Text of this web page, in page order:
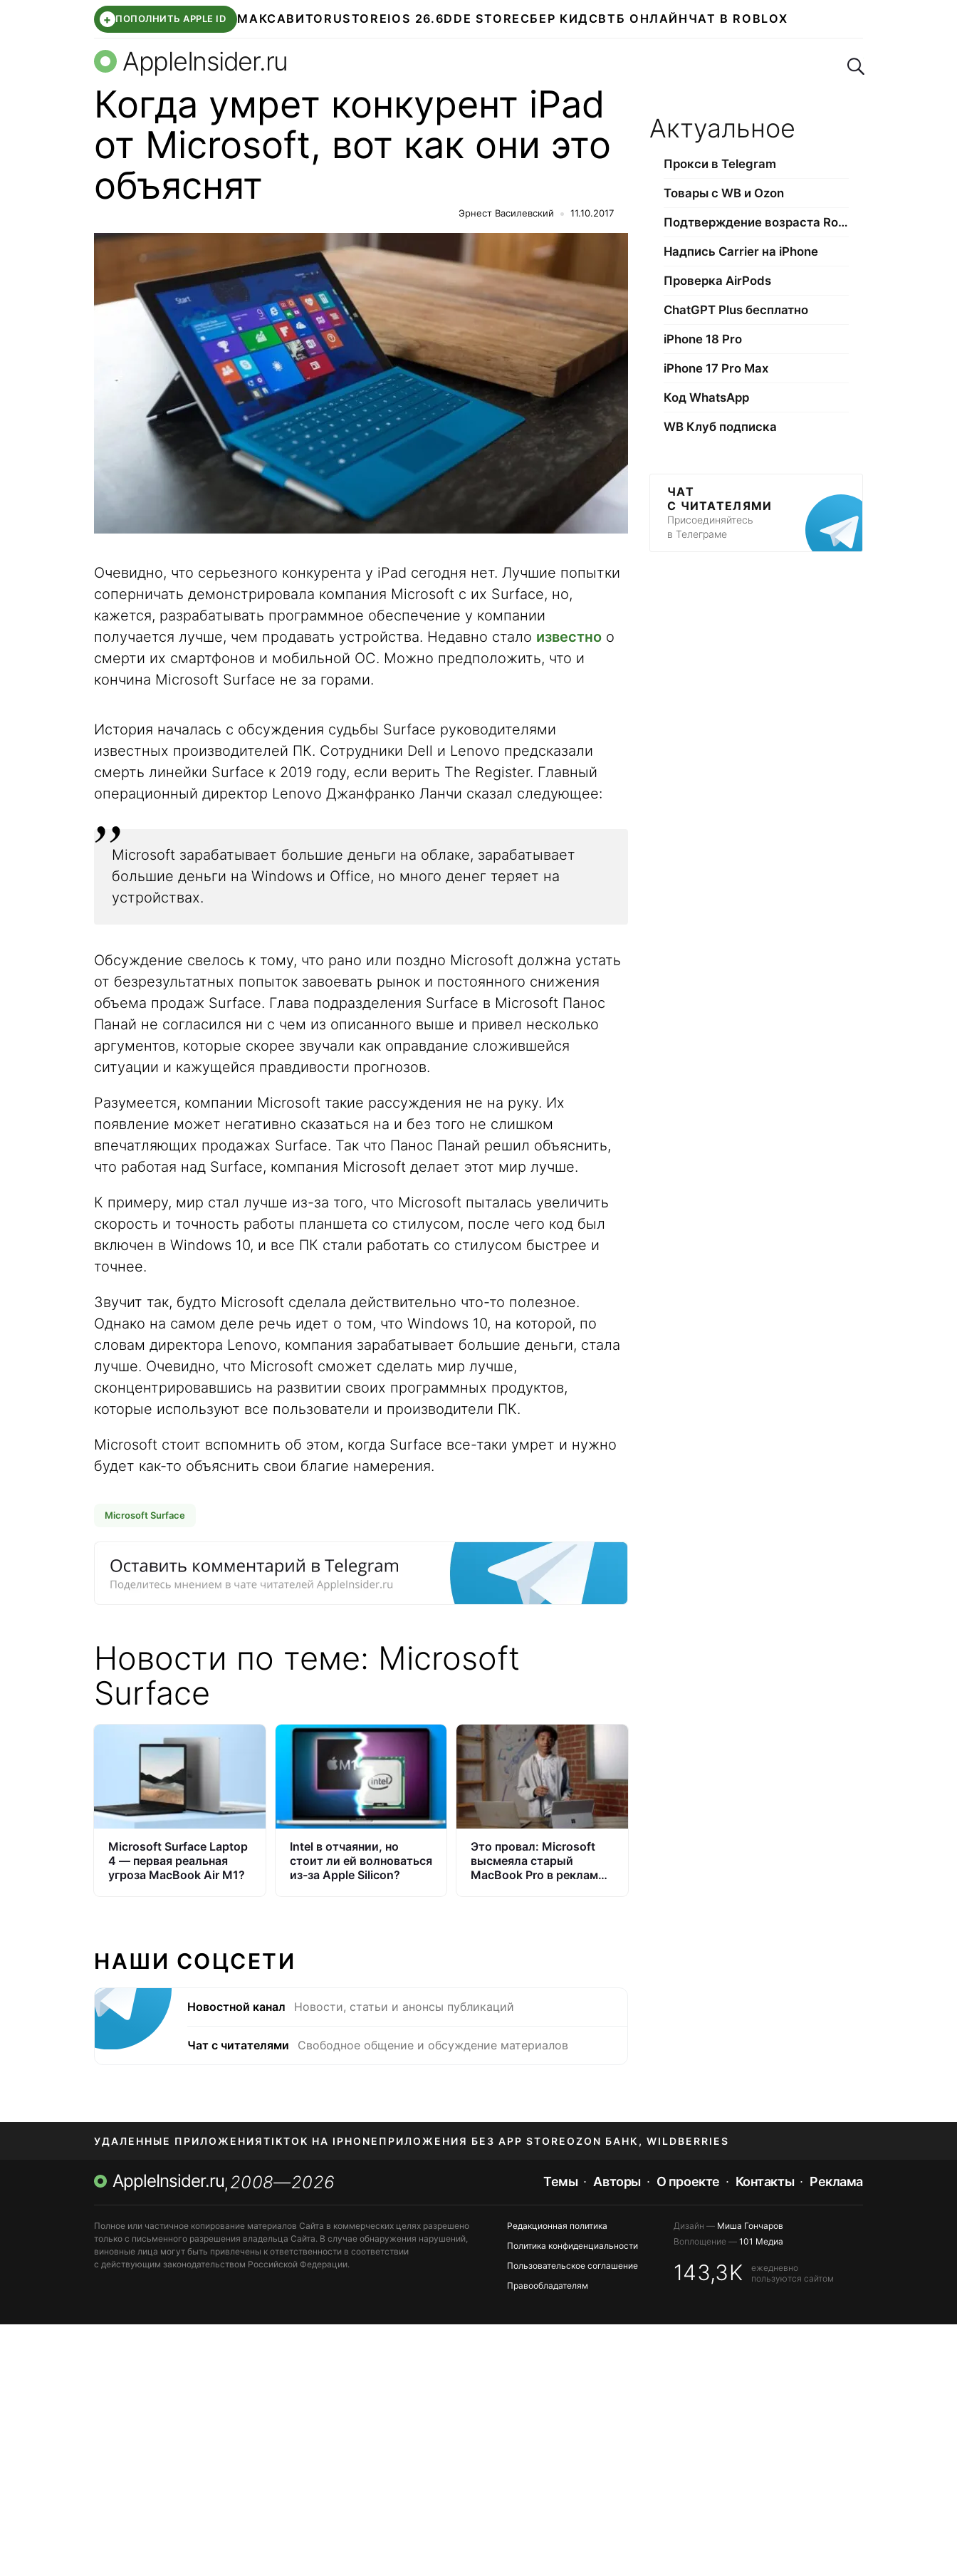
+ ПОПОЛНИТЬ APPLE ID МАКСАВИТО RUSTOREIOS 26.6DDE STORE СБЕР КИДСВТБ ОНЛАЙН ЧАТ В ROBLOX
AppleInsider.ru Поиск по сайту
Когда умрет конкурент iPad
от Microsoft, вот как они это
объяснят
Эрнест Василевский 11.10.2017
Очевидно, что серьезного конкурента у iPad сегодня нет. Лучшие попытки
соперничать демонстрировала компания Microsoft с их Surface, но,
кажется, разрабатывать программное обеспечение у компании
получается лучше, чем продавать устройства. Недавно стало известно о
смерти их смартфонов и мобильной ОС. Можно предположить, что и
кончина Microsoft Surface не за горами.
История началась с обсуждения судьбы Surface руководителями
известных производителей ПК. Сотрудники Dell и Lenovo предсказали
смерть линейки Surface к 2019 году, если верить The Register. Главный
операционный директор Lenovo Джанфранко Ланчи сказал следующее:
Microsoft зарабатывает большие деньги на облаке, зарабатывает
большие деньги на Windows и Office, но много денег теряет на
устройствах.
Обсуждение свелось к тому, что рано или поздно Microsoft должна устать
от безрезультатных попыток завоевать рынок и постоянного снижения
объема продаж Surface. Глава подразделения Surface в Microsoft Панос
Панай не согласился ни с чем из описанного выше и привел несколько
аргументов, которые скорее звучали как оправдание сложившейся
ситуации и кажущейся правдивости прогнозов.
Разумеется, компании Microsoft такие рассуждения не на руку. Их
появление может негативно сказаться на и без того не слишком
впечатляющих продажах Surface. Так что Панос Панай решил объяснить,
что работая над Surface, компания Microsoft делает этот мир лучше.
К примеру, мир стал лучше из-за того, что Microsoft пыталась увеличить
скорость и точность работы планшета со стилусом, после чего код был
включен в Windows 10, и все ПК стали работать со стилусом быстрее и
точнее.
Звучит так, будто Microsoft сделала действительно что-то полезное.
Однако на самом деле речь идет о том, что Windows 10, на которой, по
словам директора Lenovo, компания зарабатывает большие деньги, стала
лучше. Очевидно, что Microsoft сможет сделать мир лучше,
сконцентрировавшись на развитии своих программных продуктов,
которые используют все пользователи и производители ПК.
Microsoft стоит вспомнить об этом, когда Surface все-таки умрет и нужно
будет как-то объяснить свои благие намерения.
Microsoft Surface
Новости по теме: Microsoft
Surface
Microsoft Surface Laptop
4 — первая реальная
угроза MacBook Air M1?
Intel в отчаянии, но
стоит ли ей волноваться
из-за Apple Silicon?
Это провал: Microsoft
высмеяла старый
MacBook Pro в рекламе
НАШИ СОЦСЕТИ
Новостной канал Новости, статьи и анонсы публикаций
Чат с читателями Свободное общение и обсуждение материалов
Актуальное
Прокси в Telegram
Товары с WB и Ozon
Подтверждение возраста Roblox
Надпись Carrier на iPhone
Проверка AirPods
ChatGPT Plus бесплатно
iPhone 18 Pro
iPhone 17 Pro Max
Код WhatsApp
WB Клуб подписка
ЧАТ
С ЧИТАТЕЛЯМИ
Присоединяйтесь
в Телеграме
УДАЛЕННЫЕ ПРИЛОЖЕНИЯTIKTOK НА IPHONE ПРИЛОЖЕНИЯ БЕЗ APP STOREOZON БАНК, WILDBERRIES
МЕССЕНДЖЕРЫ KAKAOTALK, B…ПОПОЛНЕНИЕ APPLE ID
AppleInsider.ru, 2008—2026 Темы Авторы О проекте Контакты Реклама
Полное или частичное копирование материалов Сайта в коммерческих целях разрешено
только с письменного разрешения владельца Сайта. В случае обнаружения нарушений,
виновные лица могут быть привлечены к ответственности в соответствии
с действующим законодательством Российской Федерации.
Редакционная политика
Политика конфиденциальности
Пользовательское соглашение
Правообладателям
Дизайн — Миша Гончаров
Воплощение — 101 Медиа
143,3K
ежедневно
пользуются сайтом